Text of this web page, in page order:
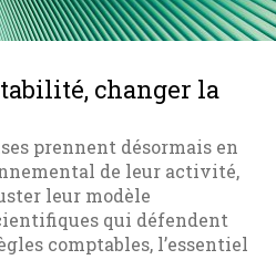
changer la
prennent désormais en
de leur activité,
leur modèle
qui défendent
comptables, l’essentiel